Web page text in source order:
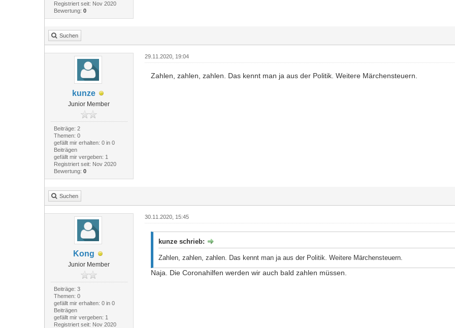
Registriert seit: Nov 2020
Bewertung: 0
Suchen
kunze
Junior Member
Beiträge: 2
Themen: 0
gefällt mir erhalten: 0 in 0
Beiträgen
gefällt mir vergeben: 1
Registriert seit: Nov 2020
Bewertung: 0
29.11.2020, 19:04
Zahlen, zahlen, zahlen. Das kennt man ja aus der Politik. Weitere Märchensteuern.
Suchen
Kong
Junior Member
Beiträge: 3
Themen: 0
gefällt mir erhalten: 0 in 0
Beiträgen
gefällt mir vergeben: 1
Registriert seit: Nov 2020
30.11.2020, 15:45
kunze schrieb:
Zahlen, zahlen, zahlen. Das kennt man ja aus der Politik. Weitere Märchensteuern.
Naja. Die Coronahilfen werden wir auch bald zahlen müssen.